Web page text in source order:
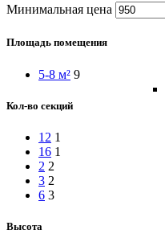
Минимальная цена
Площадь помещения
5-8 м² 9
Кол-во секций
12 1
16 1
2 2
3 2
6 3
Высота